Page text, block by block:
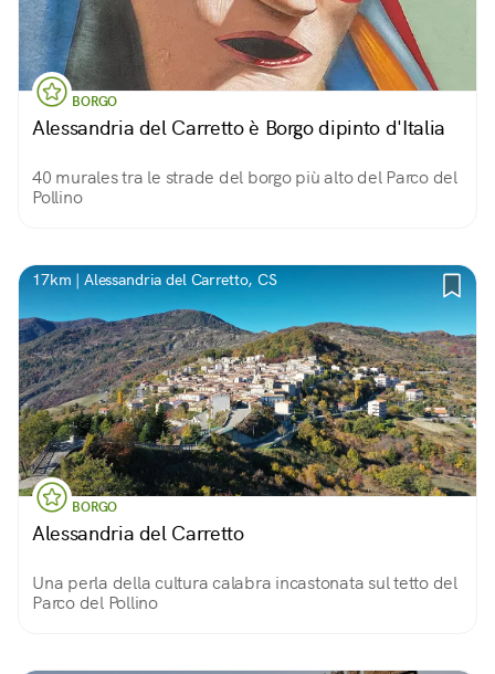
BORGO
Alessandria del Carretto è Borgo dipinto d'Italia
40 murales tra le strade del borgo più alto del Parco del
Pollino
17km | Alessandria del Carretto, CS
BORGO
Alessandria del Carretto
Una perla della cultura calabra incastonata sul tetto del
Parco del Pollino